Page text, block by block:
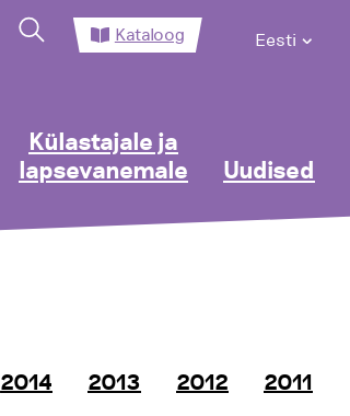
Kataloog Eesti
Külastajale ja
lapsevanemale
Uudised
2014 2013 2012
2011